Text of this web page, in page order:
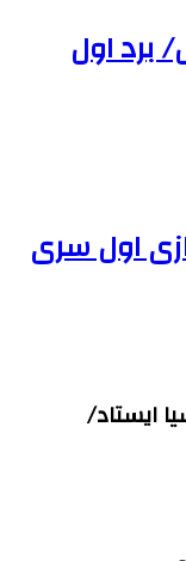
برد اول
اول سری
ایستاد/